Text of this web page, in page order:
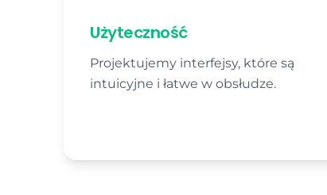
Użyteczność
Projektujemy interfejsy, które są
intuicyjne i łatwe w obsłudze.